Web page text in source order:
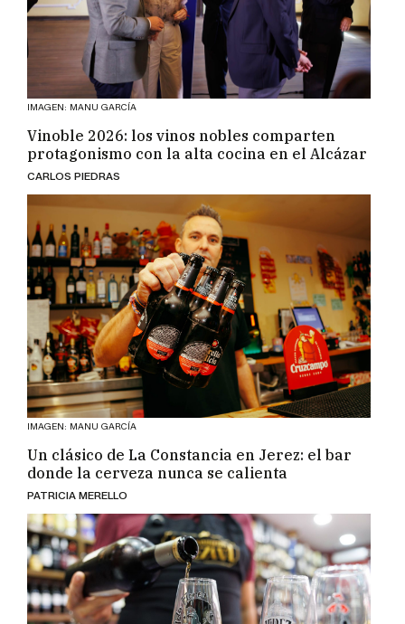
IMAGEN: MANU GARCÍA
Vinoble 2026: los vinos nobles comparten
protagonismo con la alta cocina en el Alcázar
CARLOS PIEDRAS
IMAGEN: MANU GARCÍA
Un clásico de La Constancia en Jerez: el bar
donde la cerveza nunca se calienta
PATRICIA MERELLO